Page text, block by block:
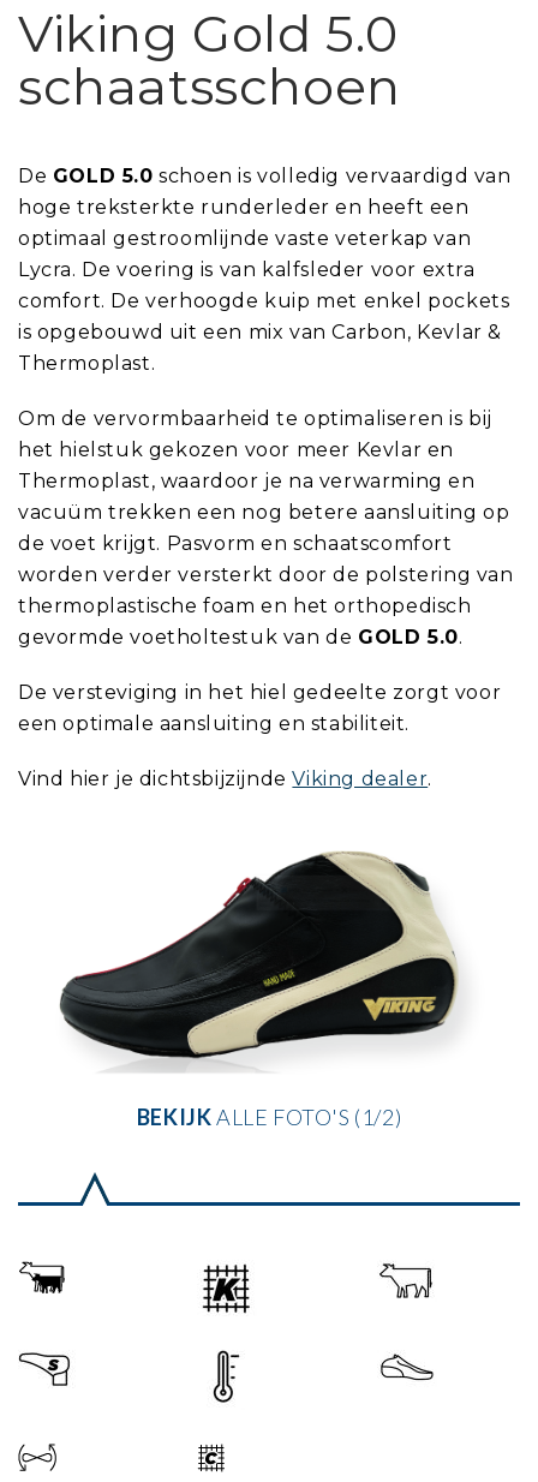
Viking Gold 5.0
schaatsschoen
De GOLD 5.0 schoen is volledig vervaardigd van
hoge treksterkte runderleder en heeft een
optimaal gestroomlijnde vaste veterkap van
Lycra. De voering is van kalfsleder voor extra
comfort. De verhoogde kuip met enkel pockets
is opgebouwd uit een mix van Carbon, Kevlar &
Thermoplast.
Om de vervormbaarheid te optimaliseren is bij
het hielstuk gekozen voor meer Kevlar en
Thermoplast, waardoor je na verwarming en
vacuüm trekken een nog betere aansluiting op
de voet krijgt. Pasvorm en schaatscomfort
worden verder versterkt door de polstering van
thermoplastische foam en het orthopedisch
gevormde voetholtestuk van de GOLD 5.0.
De versteviging in het hiel gedeelte zorgt voor
een optimale aansluiting en stabiliteit.
Vind hier je dichtsbijzijndeViking dealer.
BEKIJKALLE FOTO'S (1/2)